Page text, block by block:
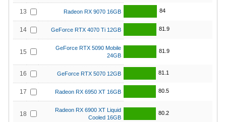
13 Radeon RX 9070 16GB 84
14 GeForce RTX 4070 Ti 12GB 81.9
15
GeForce RTX 5090 Mobile
24GB
81.9
16 GeForce RTX 5070 12GB 81.1
17 Radeon RX 6950 XT 16GB 80.5
18
Radeon RX 6900 XT Liquid
Cooled 16GB
80.2